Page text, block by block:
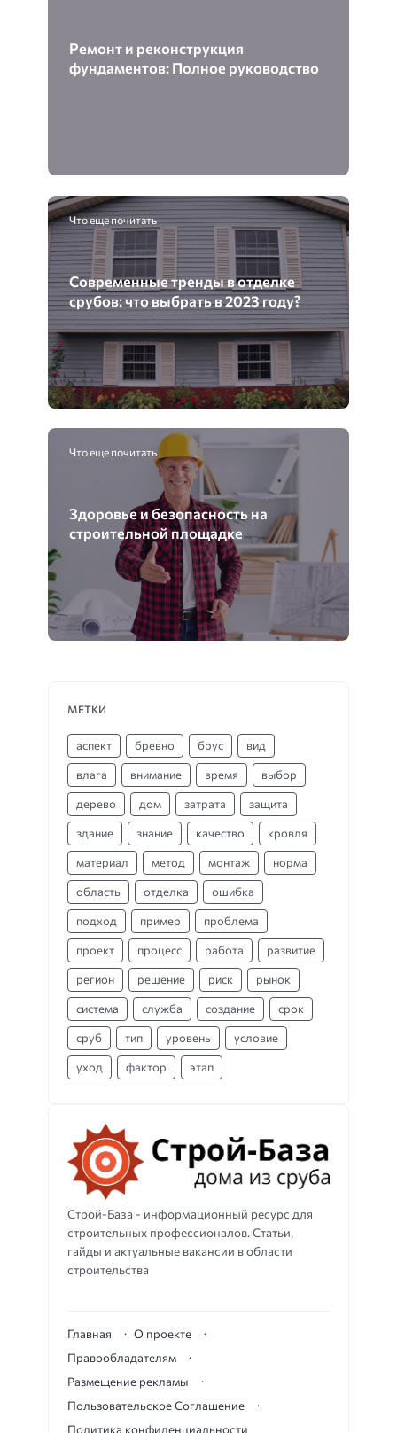
Ремонт и реконструкция
фундаментов: Полное руководство
Что еще почитать
Современные тренды в отделке
срубов: что выбрать в 2023 году?
Что еще почитать
Здоровье и безопасность на
строительной площадке
Строй-База - информационный ресурс для
строительных профессионалов. Статьи,
гайды и актуальные вакансии в области
строительства
Главная
О проекте
Правообладателям
Размещение рекламы
Пользовательское Соглашение
Политика конфиденциальности
МЕТКИ
аспект бревно брус вид
влага внимание время выбор
дерево дом затрата защита
здание знание качество кровля
материал метод монтаж норма
область отделка ошибка
подход пример проблема
проект процесс работа развитие
регион решение риск рынок
система служба создание срок
сруб тип уровень условие
уход фактор этап